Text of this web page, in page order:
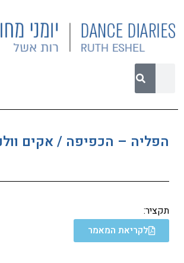
הפליה – הכפיפה / אקים
תקציר:
לקריאת המאמר